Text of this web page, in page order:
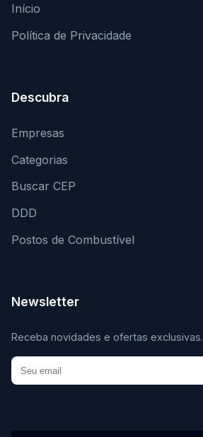
Início
Política de Privacidade
Descubra
Empresas
Categorias
Buscar CEP
DDD
Postos de Combustível
Newsletter
Receba novidades e ofertas exclusivas.